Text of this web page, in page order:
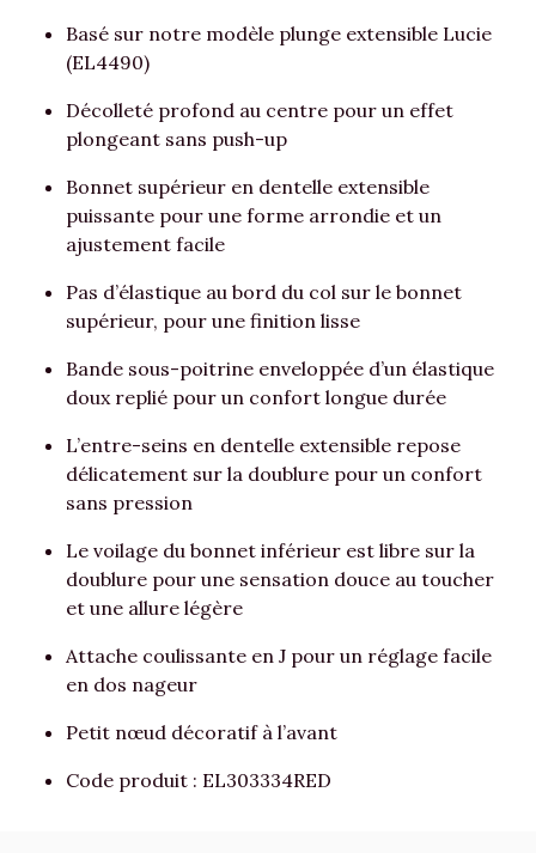
Basé sur notre modèle plunge extensible Lucie
(EL4490)
Décolleté profond au centre pour un effet
plongeant sans push-up
Bonnet supérieur en dentelle extensible
puissante pour une forme arrondie et un
ajustement facile
Pas d’élastique au bord du col sur le bonnet
supérieur, pour une finition lisse
Bande sous-poitrine enveloppée d’un élastique
doux replié pour un confort longue durée
L’entre-seins en dentelle extensible repose
délicatement sur la doublure pour un confort
sans pression
Le voilage du bonnet inférieur est libre sur la
doublure pour une sensation douce au toucher
et une allure légère
Attache coulissante en J pour un réglage facile
en dos nageur
Petit nœud décoratif à l’avant
Code produit : EL303334RED